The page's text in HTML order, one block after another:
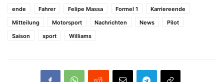
ende
Fahrer Felipe Massa Formel 1
Karriereende
Mitteilung
Motorsport Nachrichten News
Pilot
Saison
sport Williams